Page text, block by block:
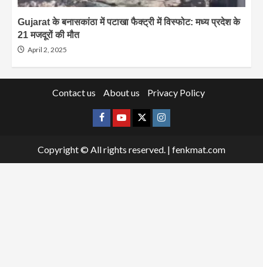
Gujarat के बनासकांठा में पटाखा फैक्ट्री में विस्फोट: मध्य प्रदेश के
21 मजदूरों की मौत
April 2, 2025
Contact us About us Privacy Policy
Facebook
Youtube
X Instagram
Copyright © All rights reserved. | fenkmat.com